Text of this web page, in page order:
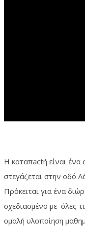
Η καταπactή είναι
στεγάζεται στην οδό
Πρόκειται για ένα
σχεδιασμένο με όλες
ομαλή υλοποίηση